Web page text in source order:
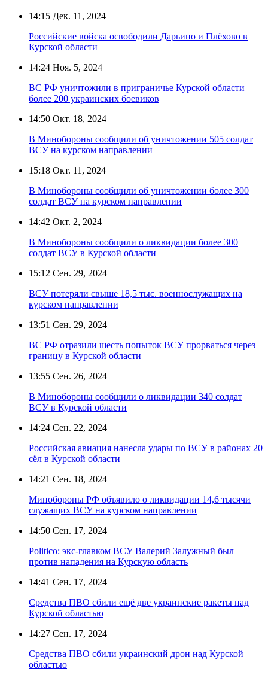
14:15 Дек. 11, 2024
Российские войска освободили Дарьино и Плёхово в
Курской области
14:24 Ноя. 5, 2024
ВС РФ уничтожили в приграничье Курской области
более 200 украинских боевиков
14:50 Окт. 18, 2024
В Минобороны сообщили об уничтожении 505 солдат
ВСУ на курском направлении
15:18 Окт. 11, 2024
В Минобороны сообщили об уничтожении более 300
солдат ВСУ на курском направлении
14:42 Окт. 2, 2024
В Минобороны сообщили о ликвидации более 300
солдат ВСУ в Курской области
15:12 Сен. 29, 2024
ВСУ потеряли свыше 18,5 тыс. военнослужащих на
курском направлении
13:51 Сен. 29, 2024
ВС РФ отразили шесть попыток ВСУ прорваться через
границу в Курской области
13:55 Сен. 26, 2024
В Минобороны сообщили о ликвидации 340 солдат
ВСУ в Курской области
14:24 Сен. 22, 2024
Российская авиация нанесла удары по ВСУ в районах 20
сёл в Курской области
14:21 Сен. 18, 2024
Минобороны РФ объявило о ликвидации 14,6 тысячи
служащих ВСУ на курском направлении
14:50 Сен. 17, 2024
Politico: экс-главком ВСУ Валерий Залужный был
против нападения на Курскую область
14:41 Сен. 17, 2024
Средства ПВО сбили ещё две украинские ракеты над
Курской областью
14:27 Сен. 17, 2024
Средства ПВО сбили украинский дрон над Курской
областью